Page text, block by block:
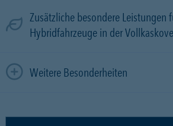
Zusätzliche besondere Leistungen
Hybridfahrzeuge in der
Weitere Besonderheiten